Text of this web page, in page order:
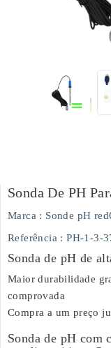
Sonda De PH
Marca : Sonde pH
Referência : PH-1-3-
Sonda de pH de
Maior durabilidade
comprovada
Compra a um preço
Sonda de pH com